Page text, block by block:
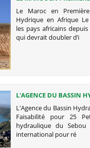
STRESS HYDRIQUE EN
Le Maroc en
Hydrique en Afrique
les pays africains
qui devrait doubler d’i
L'AGENCE DU BASSIN
UNE ÉTUDE DE
L'Agence du Bassin
Faisabilité pour 25
hydraulique du
international pour ré